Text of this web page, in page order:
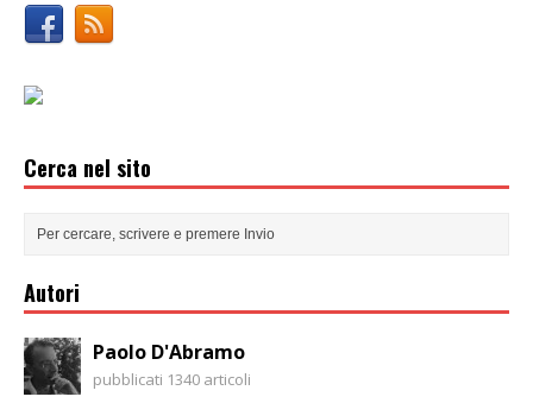
Cerca nel sito
Autori
Paolo D'Abramo
pubblicati 1340 articoli